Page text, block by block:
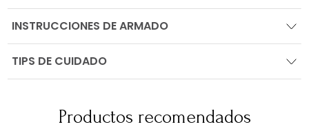
INSTRUCCIONES DE ARMADO
TIPS DE CUIDADO
Productos recomendados